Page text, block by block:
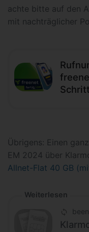
achte bitte auf den
mit nachträglicher
Übrigens: Einen
EM 2024 über
Allnet-Flat 40 GB
Weiterlesen